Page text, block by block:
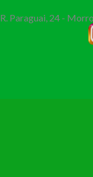
R. Paraguai, 24 -